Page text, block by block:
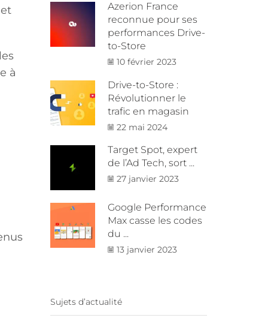
à
Azerion France
reconnue pour ses
performances Drive-
to-Store
10 février 2023
Drive-to-Store :
Révolutionner le
trafic en magasin
22 mai 2024
Target Spot, expert
de l’Ad Tech, sort ...
27 janvier 2023
Google Performance
Max casse les codes
du ...
13 janvier 2023
Sujets d’actualité